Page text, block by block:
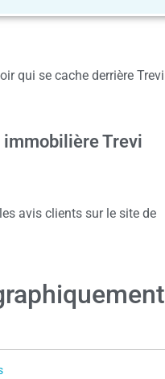
qui se cache derrière Trevi
immobilière Trevi
avis clients sur le site de